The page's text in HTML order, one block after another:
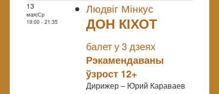
13
мая|Ср
19:00 - 21:35
Людвіг Мінкус
ДОН КІХОТ
балет у 3 дзеях
Рэкамендаваны
ўзрост 12+
Дирижер – Юрий Караваев